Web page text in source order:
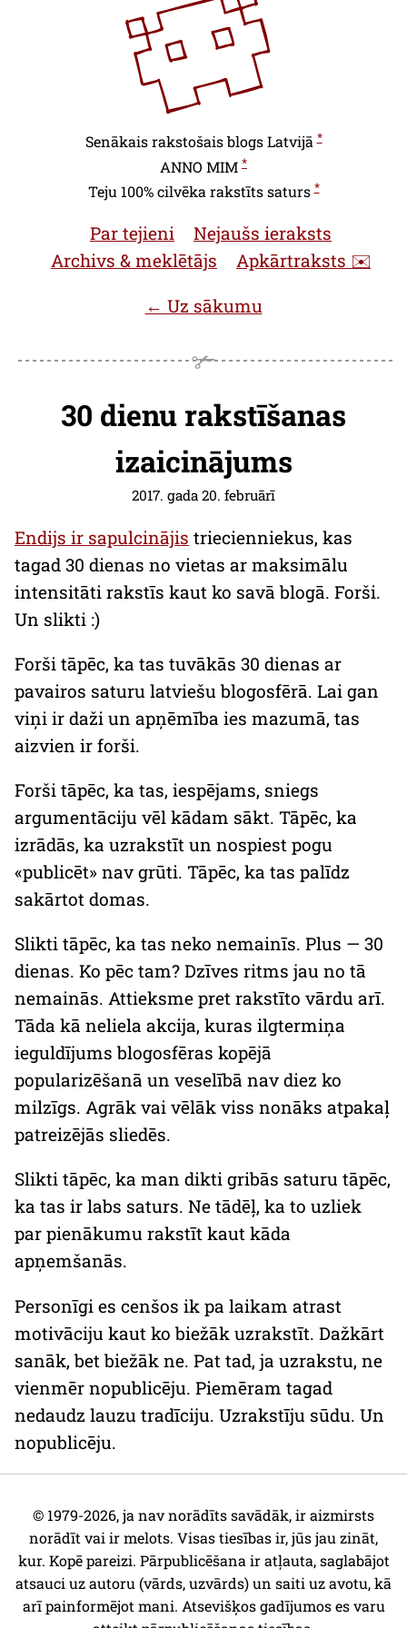
Senākais rakstošais blogs Latvijā*
ANNO MIM *
Teju 100% cilvēka rakstīts saturs*
Par tejieni
Nejaušs ieraksts
Archivs & meklētājs
Apkārtraksts ✉️
← Uz sākumu
30 dienu rakstīšanas
izaicinājums
2017. gada 20. februārī
Endijs ir sapulcinājis triecienniekus, kas
tagad 30 dienas no vietas ar maksimālu
intensitāti rakstīs kaut ko savā blogā. Forši.
Un slikti :)
Forši tāpēc, ka tas tuvākās 30 dienas ar
pavairos saturu latviešu blogosfērā. Lai gan
viņi ir daži un apņēmība ies mazumā, tas
aizvien ir forši.
Forši tāpēc, ka tas, iespējams, sniegs
argumentāciju vēl kādam sākt. Tāpēc, ka
izrādās, ka uzrakstīt un nospiest pogu
«publicēt» nav grūti. Tāpēc, ka tas palīdz
sakārtot domas.
Slikti tāpēc, ka tas neko nemainīs. Plus — 30
dienas. Ko pēc tam? Dzīves ritms jau no tā
nemainās. Attieksme pret rakstīto vārdu arī.
Tāda kā neliela akcija, kuras ilgtermiņa
ieguldījums blogosfēras kopējā
popularizēšanā un veselībā nav diez ko
milzīgs. Agrāk vai vēlāk viss nonāks atpakaļ
patreizējās sliedēs.
Slikti tāpēc, ka man dikti gribās saturu tāpēc,
ka tas ir labs saturs. Ne tādēļ, ka to uzliek
par pienākumu rakstīt kaut kāda
apņemšanās.
Personīgi es cenšos ik pa laikam atrast
motivāciju kaut ko biežāk uzrakstīt. Dažkārt
sanāk, bet biežāk ne. Pat tad, ja uzrakstu, ne
vienmēr nopublicēju. Piemēram tagad
nedaudz lauzu tradīciju. Uzrakstīju sūdu. Un
nopublicēju.
© 1979-2026, ja nav norādīts savādāk, ir aizmirsts
norādīt vai ir melots. Visas tiesības ir, jūs jau zināt,
kur. Kopē pareizi. Pārpublicēšana ir atļauta, saglabājot
atsauci uz autoru (vārds, uzvārds) un saiti uz avotu, kā
arī painformējot mani. Atsevišķos gadījumos es varu